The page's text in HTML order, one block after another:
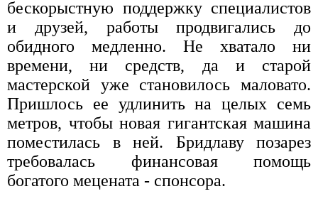
бескорыстную поддержку специалистов
и друзей, работы продвигались до
обидного медленно. Не хватало ни
времени, ни средств, да и старой
мастерской уже становилось маловато.
Пришлось ее удлинить на целых семь
метров, чтобы новая гигантская машина
поместилась в ней. Бридлаву позарез
требовалась финансовая помощь
богатого мецената - спонсора.